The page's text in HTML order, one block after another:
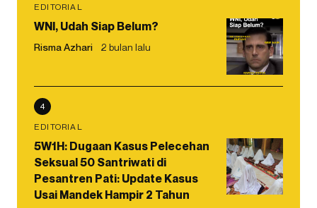
EDITORIAL
WNI, Udah Siap Belum?
Risma Azhari 2 bulan lalu
4
EDITORIAL
5W1H: Dugaan Kasus Pelecehan
Seksual 50 Santriwati di
Pesantren Pati: Update Kasus
Usai Mandek Hampir 2 Tahun